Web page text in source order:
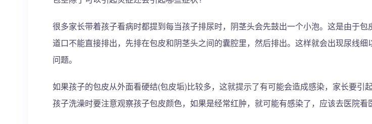
很多家长带着孩子看病时都提到每当孩子排尿时，阴茎头会先鼓出一个小泡。这是由于包
道口不能直接排出，先排在包皮和阴茎头之间的囊腔里，然后排出。这样就会出现尿线细
问题。
如果孩子的包皮从外面看硬结(包皮垢)比较多，这就提示了有可能会造成感染，家长要引
孩子洗澡时要注意观察孩子包皮颜色，如果是经常红肿，就可能有感染了，应该去医院看